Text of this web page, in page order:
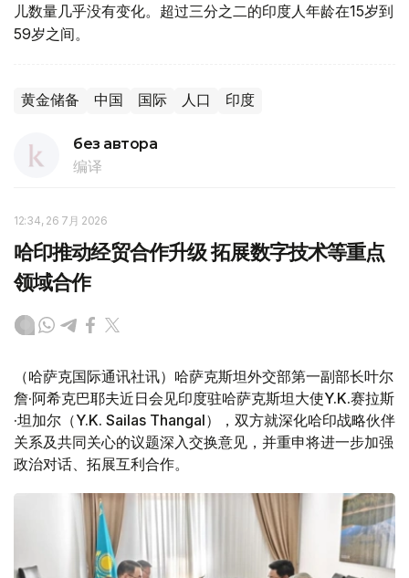
儿数量几乎没有变化。超过三分之二的印度人年龄在15岁到
59岁之间。
黄金储备 中国 国际 人口 印度
без автора
编译
12:34, 26 7月 2026
哈印推动经贸合作升级 拓展数字技术等重点
领域合作
（哈萨克国际通讯社讯）哈萨克斯坦外交部第一副部长叶尔
詹·阿希克巴耶夫近日会见印度驻哈萨克斯坦大使Y.K.赛拉斯
·坦加尔（Y.K. Sailas Thangal），双方就深化哈印战略伙伴
关系及共同关心的议题深入交换意见，并重申将进一步加强
政治对话、拓展互利合作。